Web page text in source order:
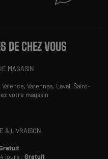
DE CHEZ VOUS
MAGASIN
Valence,Varennes, Laval,Saint-
votre magasin
& LIVRAISON
4 jours :Gratuit